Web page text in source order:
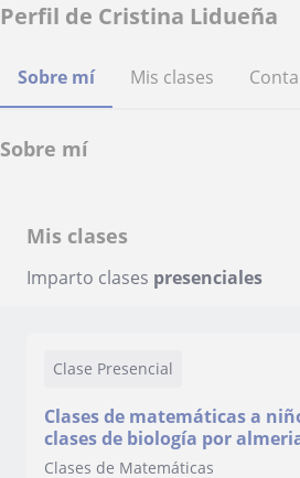
Perfil de Cristina Lidueña
Sobre mí Mis clases
Sobre mí
Mis clases
Imparto clases presenciales
Clase Presencial
Clases de matemáticas a
clases de biología por
alrededor
Clases de Matemáticas